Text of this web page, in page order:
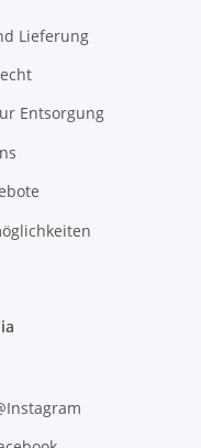
Lieferung
Entsorgung